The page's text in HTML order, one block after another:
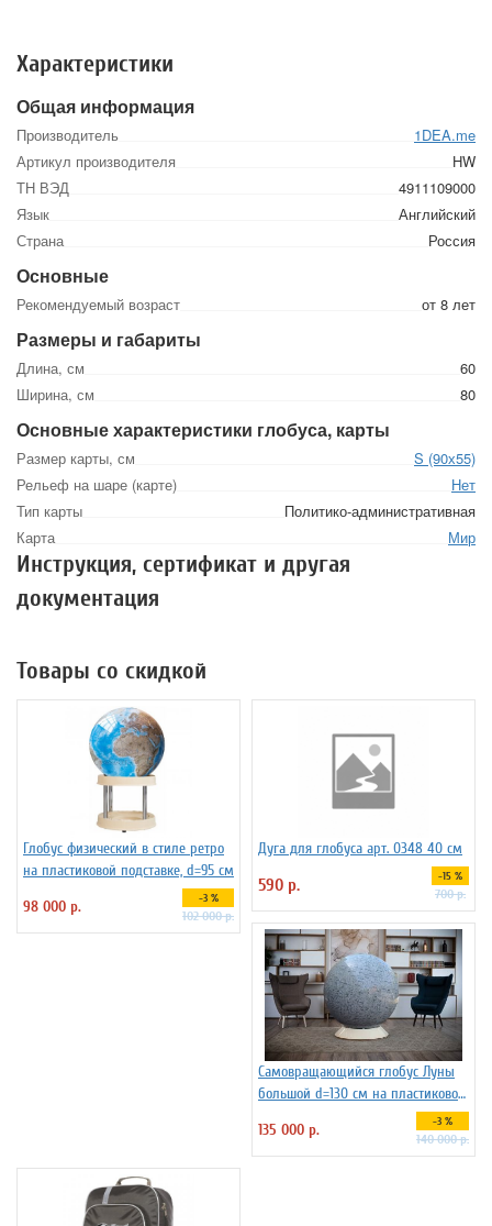
Характеристики
Общая информация
Производитель
1DEA.me
Артикул производителя
HW
ТН ВЭД
4911109000
Язык
Английский
Страна
Россия
Основные
Рекомендуемый возраст от 8 лет
Размеры и габариты
Длина, см
60
Ширина, см
80
Основные характеристики глобуса, карты
Размер карты, см
S (90х55)
Рельеф на шаре (карте)
Нет
Тип карты
Политико-административная
Карта
Мир
Инструкция, сертификат и другая
документация
Товары со скидкой
Глобус физический в стиле ретро
на пластиковой подставке, d=95 см
98 000 р.
-3 %
102 000 р.
Дуга для глобуса арт. 0348 40 см
590 р. -15 %
700 р.
Самовращающийся глобус Луны
большой d=130 см на пластиковой
135 000 р. -3 %
140 000 р.